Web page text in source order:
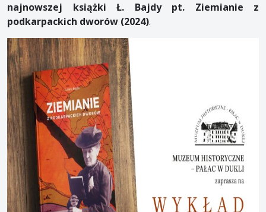
najnowszej książki Ł. Bajdy pt. Ziemianie z
podkarpackich dworów (2024).